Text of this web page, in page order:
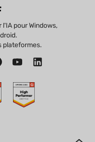
l'IA pour Windows,
plateformes.